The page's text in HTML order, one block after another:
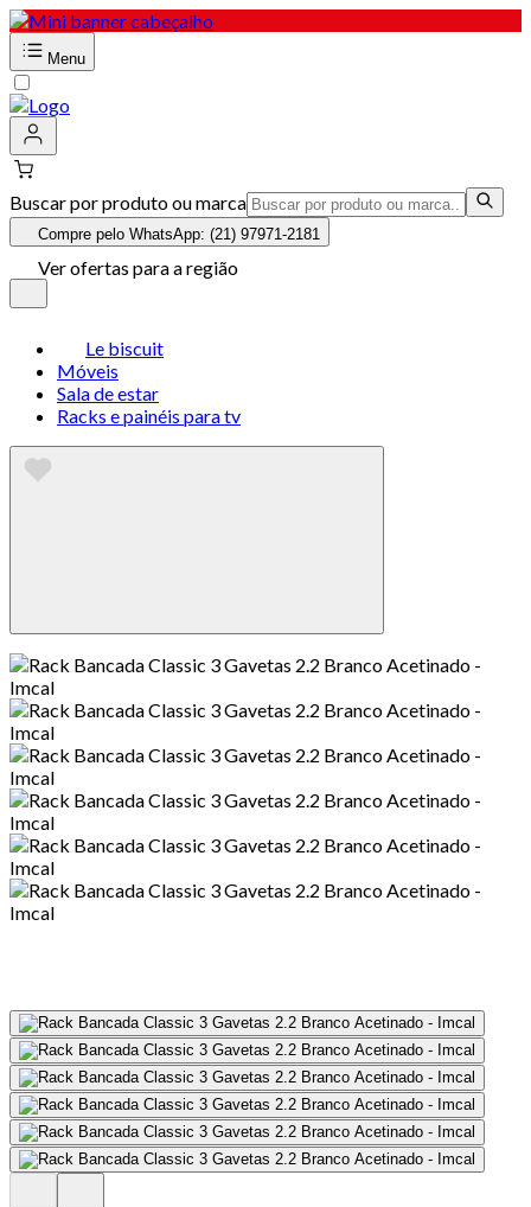
Menu
Buscar por produto ou marca
Compre pelo WhatsApp: (21) 97971-2181
Ver ofertas para a região
Le biscuit
Móveis
Sala de estar
Racks e painéis para tv